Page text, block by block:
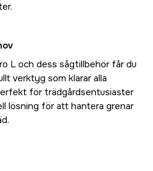
L och dess sågtillbehör får du
verktyg som klarar alla
för trädgårdsentusiaster
lösning för att hantera grenar